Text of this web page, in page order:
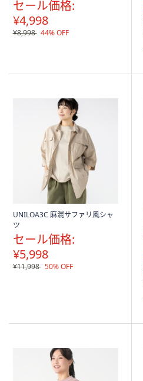
セール価格:
¥4,998
¥8,998 44% OFF
UNILOA3C 麻混サファリ風シャ
ツ
セール価格:
¥5,998
¥11,998 50% OFF